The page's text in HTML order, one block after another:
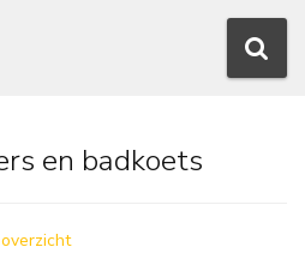
en badkoets
overzicht